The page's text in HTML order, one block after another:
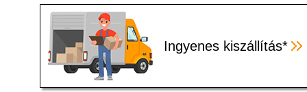
Ingyenes kiszállítás*